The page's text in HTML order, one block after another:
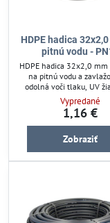
HDPE hadica
pitnú vodu -
HDPE hadica 32x2,0 mm
na pitnú vodu a
odolná voči tlaku, UV
poveternostným
vysokohustotného
zabezpečuje pevnosť a
životnosť. Hadica je
podzemné i povrchové
poľnohospodárske
systémy. Ľahko sa
spoľahlivo funguje v
Vypredané
1,16 €
Zobraziť